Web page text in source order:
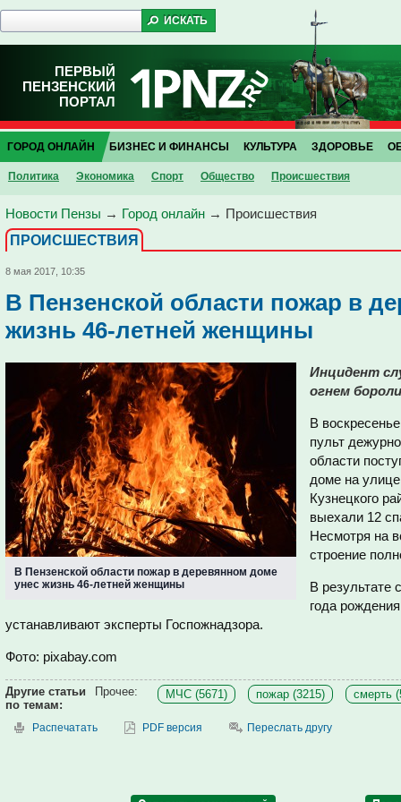
ПЕРВЫЙ
ПЕНЗЕНСКИЙ
ПОРТАЛ
ГОРОД ОНЛАЙН
Политика Экономика Спорт Общество Проиcшествия
БИЗНЕС И ФИНАНСЫ КУЛЬТУРА ЗДОРОВЬЕ
Новости Пензы → Город онлайн → Проиcшествия
ПРОИCШЕСТВИЯ
8 мая 2017, 10:35
В Пензенской области пожар в
жизнь 46-летней женщины
В Пензенской области пожар в деревянном доме
унес жизнь 46-летней женщины
Инцидент
огнем
В
пульт
области
доме на
Кузнецкого
выехали 12
Несмотря на
строение
В результате
года
устанавливают эксперты Госпожнадзора.
Фото: pixabay.com
Другие статьи
по темам:
Прочее: МЧС (5671) пожар (3215) смерть
Распечатать PDF версия Переслать другу